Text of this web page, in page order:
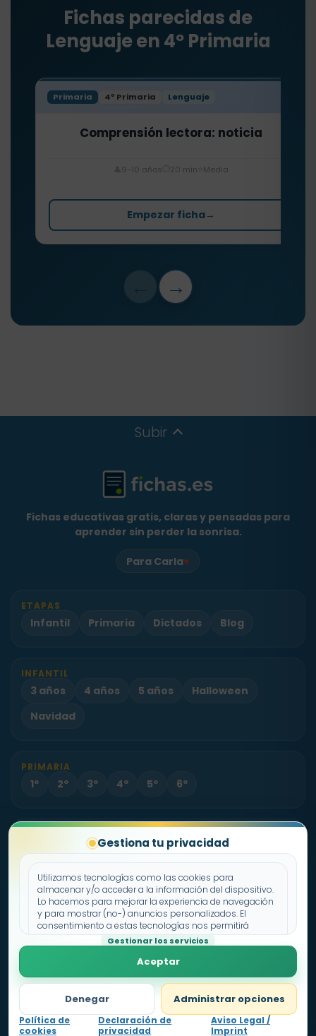
Gestiona tu privacidad
Utilizamos tecnologías como las cookies para
almacenar y/o acceder a la información del dispositivo.
Lo hacemos para mejorar la experiencia de navegación
y para mostrar (no-) anuncios personalizados. El
consentimiento a estas tecnologías nos permitirá
procesar datos como el comportamiento de
navegación o los ID's únicos en este sitio. No consentir o
retirar el consentimiento, puede afectar negativamente a
Gestionar los servicios
Aceptar
Denegar Administrar opciones
Política de
cookies
Declaración de
privacidad
Aviso Legal /
Imprint
Fichas parecidas de
Lenguaje en 4º Primaria
Primaria 4º Primaria Lenguaje
Comprensión lectora: noticia
9-10 años 20 min Media
Empezar ficha→
→
Subir
Fichas educativas gratis, claras y pensadas para
aprender sin perder la sonrisa.
Para Carla♥
ETAPAS
Infantil Primaria Dictados Blog
INFANTIL
3 años 4 años 5 años
Halloween
Navidad
PRIMARIA
1º 2º 3º 4º 5º 6º
Sobre Fichas.es Contacto
Política de cookies
Declaración de privacidad
Aviso legal